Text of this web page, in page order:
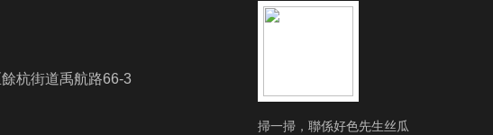
杭街道禹航路66-3
掃一掃，聯係好色先生丝瓜